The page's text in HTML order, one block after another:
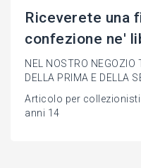
Riceverete una
confezione ne'
NEL NOSTRO NEGOZIO
DELLA PRIMA E DELLA
Articolo per
anni 14